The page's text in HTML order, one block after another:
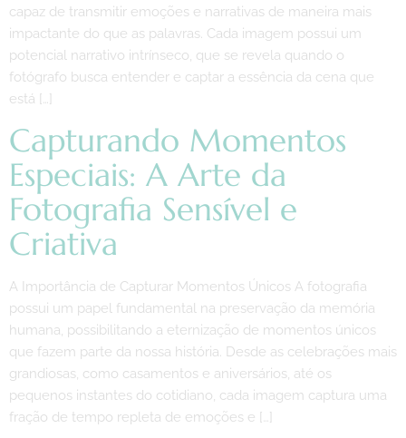
capaz de transmitir emoções e narrativas de maneira mais
impactante do que as palavras. Cada imagem possui um
potencial narrativo intrínseco, que se revela quando o
fotógrafo busca entender e captar a essência da cena que
está […]
Capturando Momentos
Especiais: A Arte da
Fotografia Sensível e
Criativa
A Importância de Capturar Momentos Únicos A fotografia
possui um papel fundamental na preservação da memória
humana, possibilitando a eternização de momentos únicos
que fazem parte da nossa história. Desde as celebrações mais
grandiosas, como casamentos e aniversários, até os
pequenos instantes do cotidiano, cada imagem captura uma
fração de tempo repleta de emoções e […]